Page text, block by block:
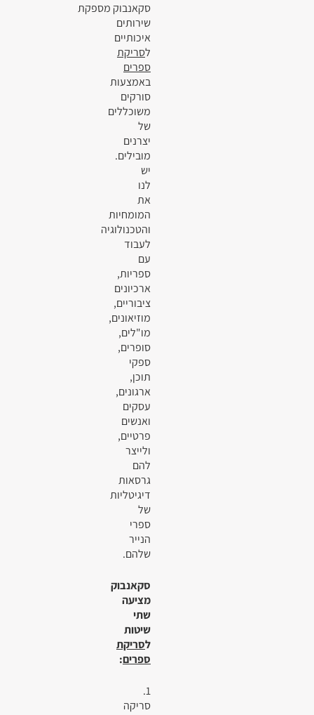
סקאנבוק מספקת
שירותים
איכותיים
לסריקת
ספרים
באמצעות
סורקים
משוכללים
של
יצרנים
מובילים.
יש
לנו
את
המומחיות
והטכנולוגיה
לעבוד
עם
ספריות,
ארכיונים
ציבוריים,
מוזיאונים,
מו"לים,
סופרים,
ספקי
תוכן,
ארגונים,
עסקים
ואנשים
פרטיים,
ולייצר
להם
גרסאות
דיגיטליות
של
ספרי
הנייר
שלהם.
סקאנבוק
מציעה
שתי
שיטות
לסריקת
ספרים:
1.
סריקה